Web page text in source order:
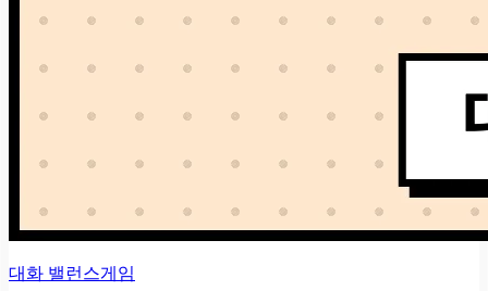
대화 밸런스게임